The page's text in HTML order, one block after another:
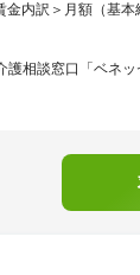
内訳＞月額（基
相談窓口「ベネ